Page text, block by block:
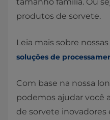
tamanho família. Ou
produtos de sorvete.
Leia mais sobre nossas
soluções de
Com base na nossa
podemos ajudar você
de sorvete inovadores